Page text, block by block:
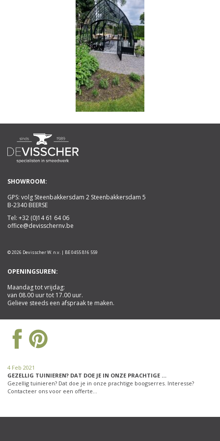
SHOWROOM:
GPS: volg Steenbakkersdam 2 Steenbakkersdam 5
B-2340 BEERSE
Tel: +32 (0)14 61 64 06
office@devisschernv.be
© 2026 Devisscher W. n.v. | BE 0455 816 559
OPENINGSUREN:
Maandag tot vrijdag:
van 08.00 uur tot 17.00 uur.
Gelieve steeds een afspraak te maken.
4 Feb 2021
GEZELLIG TUINIEREN? DAT DOE JE IN ONZE PRACHTIGE …
Gezellig tuinieren? Dat doe je in onze prachtige boogserres. Interesse?
Contacteer ons voor een offerte…